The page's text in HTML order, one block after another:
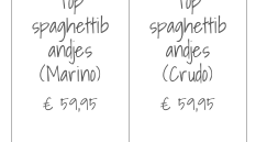
spaghettib
andjes
(Marino)
€ 59,95
spaghettib
andjes
(Crudo)
€ 59,95